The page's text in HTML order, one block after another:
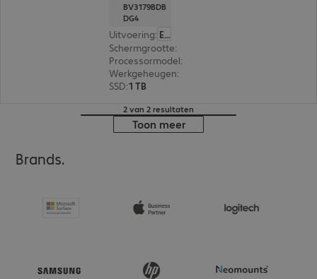
BV3179BDB
DG4
Uitvoering: Europa (Engels)
Schermgrootte:
Processormodel:
Werkgeheugen:
SSD:1 TB
2 van 2 resultaten
Toon meer
Brands.